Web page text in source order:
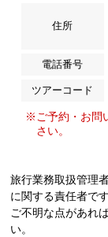
住所
電話番号
ツアーコード
※ご予約・お問
さい。
旅行業務取扱管理
に関する責任者で
ご不明な点があれ
い。